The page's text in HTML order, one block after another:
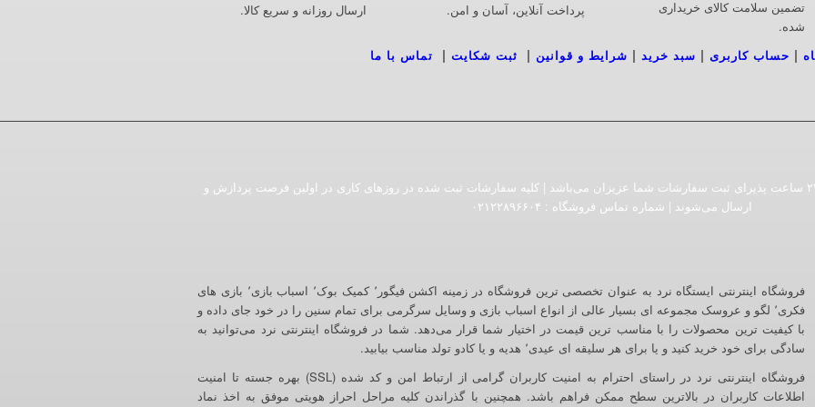
تضمین سلامت کالای خریداری
شده.
پرداخت آنلاین، آسان و امن. ارسال روزانه و سریع کالا.
| حساب کاربری | سبد خرید | شرایط و قوانین | ثبت شکایت | تماس با ما
فروشگاه اینترنتی ایستگاه نرد به صورت ۲۴ ساعت پذیرای ثبت سفارشات شما عزیزان می‌باشد | کلیه سفارشات ثبت شده در روزهای کاری در اولین فرصت پردازش و
ارسال می‌شوند | شماره تماس فروشگاه :‌ ۰۲۱۲۲۸۹۶۶۰۴
فروشگاه اینترنتی ایستگاه نرد به عنوان تخصصی ترین فروشگاه در زمینه اکشن فیگور٬ کمیک بوک٬ اسباب بازی٬ بازی های
فکری٬ لگو و عروسک مجموعه ای بسیار عالی از انواع اسباب بازی و وسایل سرگرمی برای تمام سنین را در خود جای داده و
با کیفیت ترین محصولات را با مناسب ترین قیمت در اختیار شما قرار می‌دهد. شما در فروشگاه اینترنتی نرد می‌توانید به
سادگی برای خود خرید کنید و یا برای هر سلیقه ای عیدی٬ هدیه و یا کادو تولد مناسب بیابید.
فروشگاه اینترنتی نرد در راستای احترام به امنیت کاربران گرامی از ارتباط امن و کد شده (SSL) بهره جسته تا امنیت
اطلاعات کاربران در بالاترین سطح ممکن فراهم باشد. همچنین با گذراندن کلیه مراحل احراز هویتی موفق به اخذ نماد